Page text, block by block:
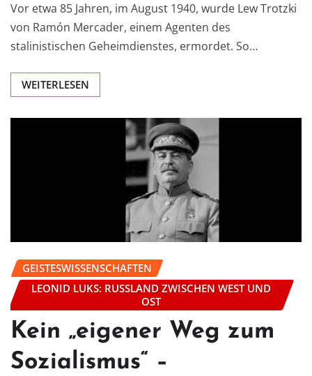
Vor etwa 85 Jahren, im August 1940, wurde Lew Trotzki
von Ramón Mercader, einem Agenten des
stalinistischen Geheimdienstes, ermordet. So…
WEITERLESEN
GEISTESWISSENSCHAFTEN
LEONID LUKS: RUSSLAND ZWISCHEN WEST UND
OST
Kein „eigener Weg zum
Sozialismus“ –